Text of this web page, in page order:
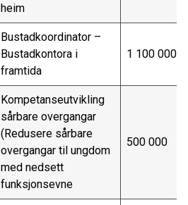
heim
Bustadkoordinator –
Bustadkontora i
framtida
1 100 000
Kompetanseutvikling
sårbare overgangar
(Redusere sårbare
overgangar til ungdom
med nedsett
funksjonsevne
500 000